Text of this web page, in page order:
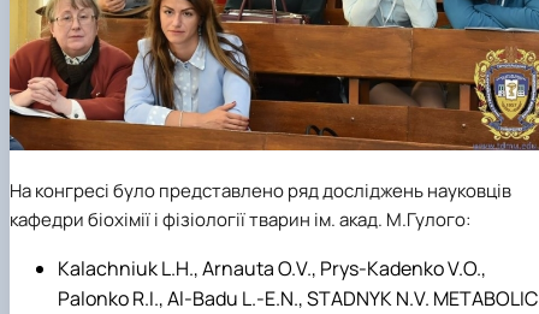
На конгресі було представлено ряд досліджень науковців
кафедри біохімії і фізіології тварин ім. акад. М.Гулого:
Kalachniuk L.H., Arnauta O.V., Prys-Kadenko V.O.,
Palonko R.I., Al-Badu L.-E.N., STADNYK N.V. METABOLIC